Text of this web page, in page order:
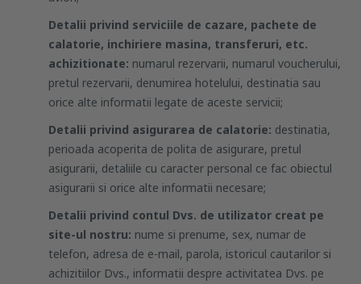
Detalii privind serviciile de cazare, pachete de
calatorie, inchiriere masina, transferuri, etc.
achizitionate: numarul rezervarii, numarul voucherului,
pretul rezervarii, denumirea hotelului, destinatia sau
orice alte informatii legate de aceste servicii;
Detalii privind asigurarea de calatorie: destinatia,
perioada acoperita de polita de asigurare, pretul
asigurarii, detaliile cu caracter personal ce fac obiectul
asigurarii si orice alte informatii necesare;
Detalii privind contul Dvs. de utilizator creat pe
site-ul nostru: nume si prenume, sex, numar de
telefon, adresa de e-mail, parola, istoricul cautarilor si
achizitiilor Dvs., informatii despre activitatea Dvs. pe